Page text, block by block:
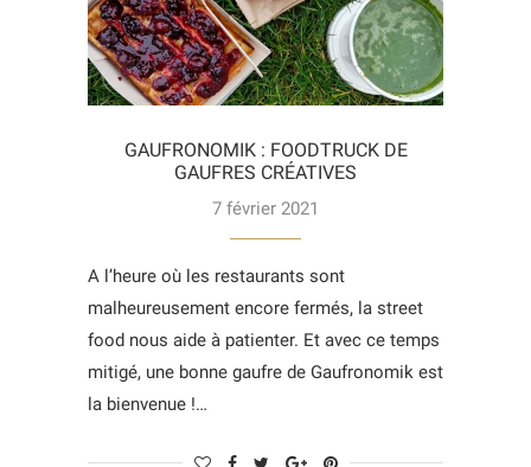
GAUFRONOMIK : FOODTRUCK DE
GAUFRES CRÉATIVES
7 février 2021
A l’heure où les restaurants sont
malheureusement encore fermés, la street
food nous aide à patienter. Et avec ce temps
mitigé, une bonne gaufre de Gaufronomik est
la bienvenue !…